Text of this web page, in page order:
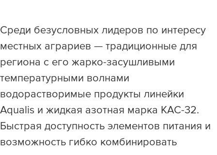
Среди безусловных лидеров по интересу
местных аграриев — традиционные для
региона с его жарко-засушливыми
температурными волнами
водорастворимые продукты линейки
Aqualis и жидкая азотная марка КАС-32.
Быстрая доступность элементов питания и
возможность гибко комбинировать